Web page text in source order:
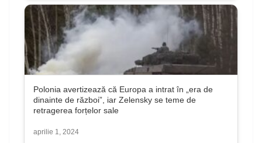
Polonia avertizează că Europa a intrat în „era de
dinainte de război”, iar Zelensky se teme de
retragerea forțelor sale
aprilie 1, 2024